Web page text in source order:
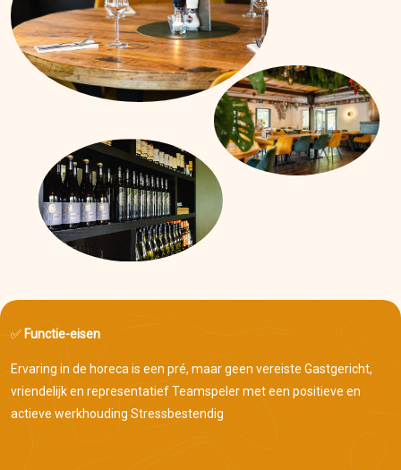
✅ Functie-eisen
Ervaring in de horeca is een pré, maar geen vereiste Gastgericht,
vriendelijk en representatiefTeamspeler met een positieve en
actieve werkhouding Stressbestendig